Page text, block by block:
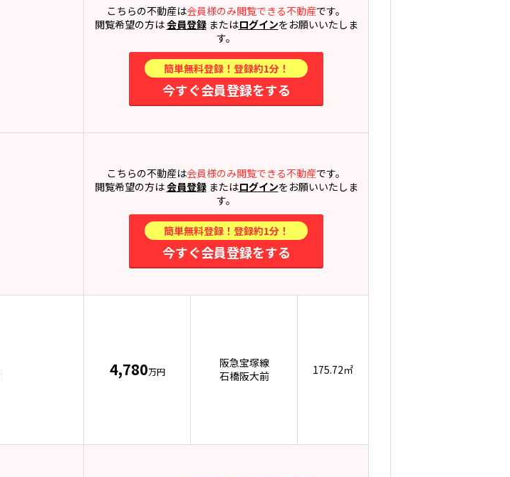
こちらの不動産は会員様のみ閲覧できる不動産です。
閲覧希望の方は会員登録またはログインをお願いいたしま
す。
簡単無料登録！登録約1分！
今すぐ会員登録をする
こちらの不動産は会員様のみ閲覧できる不動産です。
閲覧希望の方は会員登録またはログインをお願いいたしま
す。
簡単無料登録！登録約1分！
今すぐ会員登録をする
4,780万円
阪急宝塚線
石橋阪大前
175.72㎡